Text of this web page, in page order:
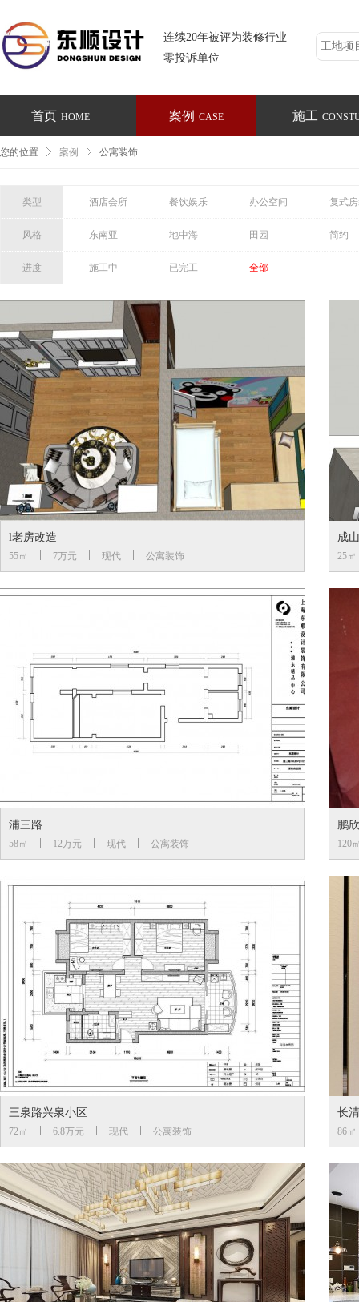
连续20年被评为装修行业
零投诉单位
首页 HOME 案例 CASE 施工
您的位置 案例 公寓装饰
类型 酒店会所 餐饮娱乐 办公空间 复式
风格 东南亚 地中海 田园 简约
进度 施工中 已完工 全部
l老房改造
55㎡ 7万元 现代 公寓装饰
成
25㎡
浦三路
58㎡ 12万元 现代 公寓装饰
鹏
120
三泉路兴泉小区
72㎡ 6.8万元 现代 公寓装饰
长
86㎡